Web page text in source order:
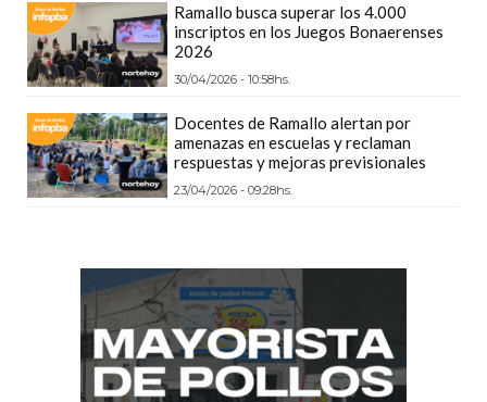
PERGAMINO
LOS
MEJORES
EN
SUPLEMENTOS
DEPORTIVOS
SUPLEMENTOS
DEPORTIVOS
PERGAMINO:
Ramallo busca superar los 4.000
inscriptos en los Juegos Bonaerenses
2026
30/04/2026 - 10:58hs.
Docentes de Ramallo alertan por
amenazas en escuelas y reclaman
respuestas y mejoras previsionales
23/04/2026 - 09:28hs.